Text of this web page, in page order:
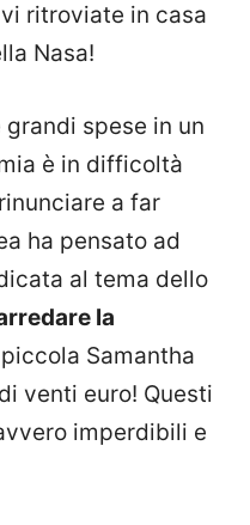
ritroviate in casa
Nasa!
spese in un
è in difficoltà
a far
ha pensato ad
al tema dello
la
Samantha
venti euro! Questi
imperdibili e